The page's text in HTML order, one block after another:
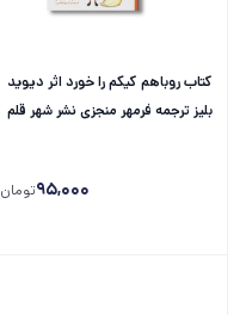
کتاب روباهم کیکم را خورد اثر دیوید
بلیز ترجمه فرمهر منجزی نشر شهر قلم
95,000تومان